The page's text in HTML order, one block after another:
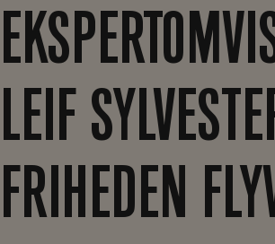
LEIF
FRIHEDEN